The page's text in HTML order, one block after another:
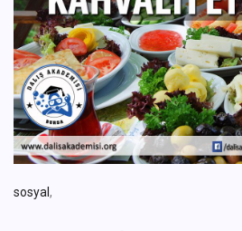
sosyal ,